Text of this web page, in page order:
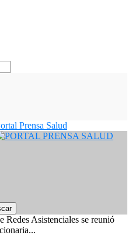
Prensa Salud
Redes Asistenciales se reunió